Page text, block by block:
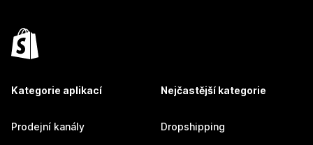
Kategorie aplikací
Prodejní kanály
Nejčastější kategorie
Dropshipping